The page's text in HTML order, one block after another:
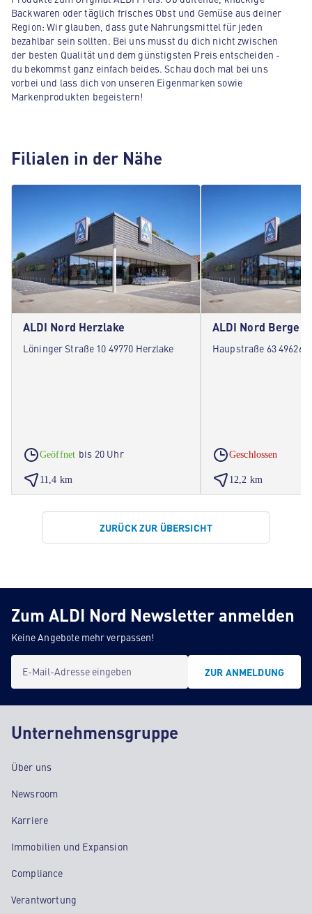
Backwaren oder täglich frisches Obst und Gemüse aus deiner
Region: Wir glauben, dass gute Nahrungsmittel für jeden
bezahlbar sein sollten. Bei uns musst du dich nicht zwischen
der besten Qualität und dem günstigsten Preis entscheiden -
du bekommst ganz einfach beides. Schau doch mal bei uns
vorbei und lass dich von unseren Eigenmarken sowie
Markenprodukten begeistern!
Filialen in der Nähe
ALDI Nord Herzlake
Löninger Straße 10 49770 Herzlake
Geöffnet bis 20 Uhr
11,4 km
ALDI Nord Berge
Haupstraße 63 49626
Geschlossen
12,2 km
ZURÜCK ZUR ÜBERSICHT
Zum ALDI Nord Newsletter anmelden
Keine Angebote mehr verpassen!
E-Mail-Adresse eingeben ZUR ANMELDUNG
Unternehmensgruppe
Über uns
Newsroom
Karriere
Immobilien und Expansion
Compliance
Verantwortung